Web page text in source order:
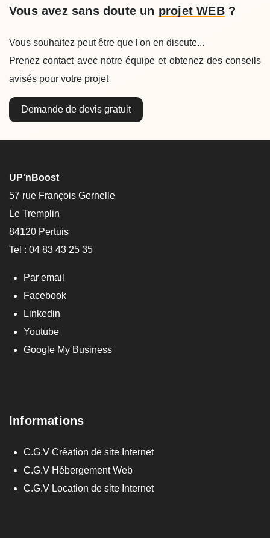
Vous avez sans doute un projet WEB?
Vous souhaitez peut être que l'on en discute...
Prenez contact avec notre équipe et obtenez des conseils
avisés pour votre projet
Demande de devis gratuit
UP'nBoost
57 rue François Gernelle
Le Tremplin
84120 Pertuis
Tel : 04 83 43 25 35
Par email
Facebook
Linkedin
Youtube
Google My Business
Informations
C.G.V Création de site Internet
C.G.V Hébergement Web
C.G.V Location de site Internet